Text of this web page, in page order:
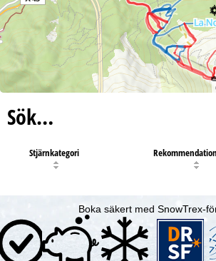
Sök…
Stjärnkategori
Boka säkert med SnowTrex-